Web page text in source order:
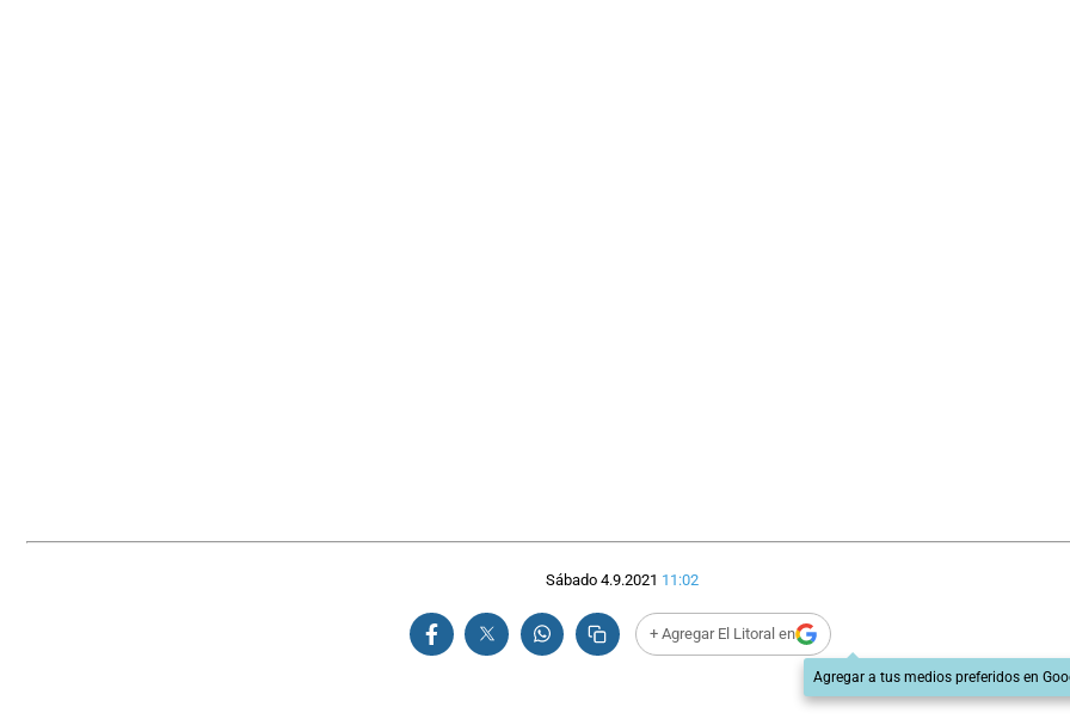
Sábado 4.9.2021 11:02
+ Agregar El Litoral en
Agregar a tus medios preferidos en